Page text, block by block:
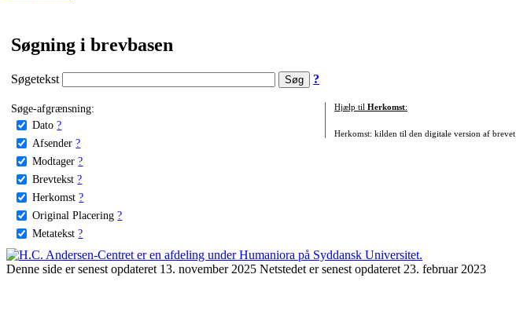
Søgning i brevbasen
Søgetekst ?
Søge-afgrænsning:
Dato ?
Afsender ?
Modtager ?
Brevtekst ?
Herkomst ?
Original Placering ?
Metatekst ?
Hjælp til Herkomst:
Herkomst: kilden til den digitale version af brevet.
Denne side er senest opdateret 13. november 2025 Netstedet er senest opdateret 23. februar 2023